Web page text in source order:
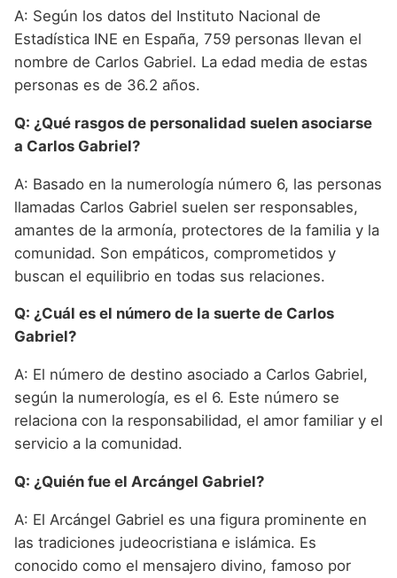
A: Según los datos del Instituto Nacional de
Estadística INE en España, 759 personas llevan el
nombre de Carlos Gabriel. La edad media de estas
personas es de 36.2 años.
Q: ¿Qué rasgos de personalidad suelen asociarse
a Carlos Gabriel?
A: Basado en la numerología número 6, las personas
llamadas Carlos Gabriel suelen ser responsables,
amantes de la armonía, protectores de la familia y la
comunidad. Son empáticos, comprometidos y
buscan el equilibrio en todas sus relaciones.
Q: ¿Cuál es el número de la suerte de Carlos
Gabriel?
A: El número de destino asociado a Carlos Gabriel,
según la numerología, es el 6. Este número se
relaciona con la responsabilidad, el amor familiar y el
servicio a la comunidad.
Q: ¿Quién fue el Arcángel Gabriel?
A: El Arcángel Gabriel es una figura prominente en
las tradiciones judeocristiana e islámica. Es
conocido como el mensajero divino, famoso por